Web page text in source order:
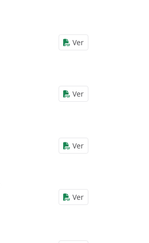
Ver
Ver
Ver
Ver